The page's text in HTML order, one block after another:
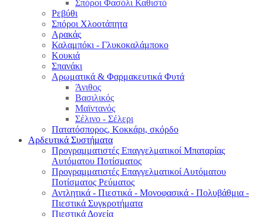
Σπόροι Φασόλι Καθιστό
Ρεβύθι
Σπόροι Χλοοτάπητα
Αρακάς
Καλαμπόκι - Γλυκοκαλάμποκο
Κουκιά
Σπανάκι
Αρωματικά & Φαρμακευτικά Φυτά
Άνιθος
Βασιλικός
Μαϊντανός
Σέλινο - Σέλερι
Πατατόσπορος, Κοκκάρι, σκόρδο
Αρδευτικά Συστήματα
Προγραμματιστές Επαγγελματικοί Μπαταρίας
Αυτόματου Ποτίσματος
Προγραμματιστές Επαγγελματικοί Αυτόματου
Ποτίσματος Ρεύματος
Αντλητικά - Πιεστικά - Μονοφασικά - Πολυβάθμια -
Πιεστικά Συγκροτήματα
Πιεστικά Δοχεία